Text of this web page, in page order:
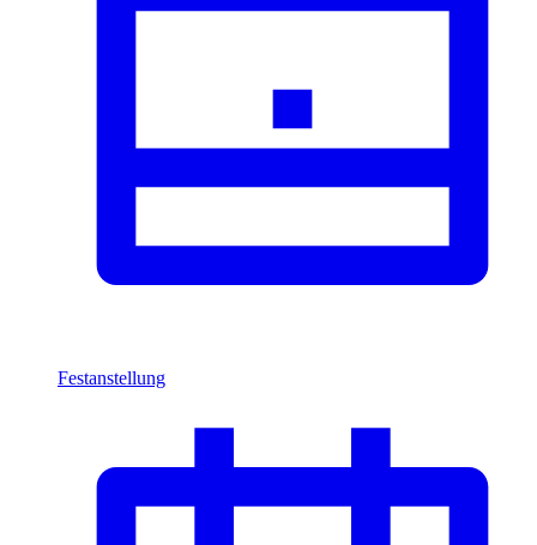
Festanstellung